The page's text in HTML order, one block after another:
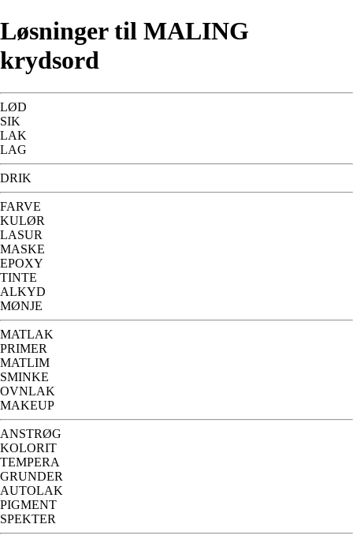
Løsninger til MALING
krydsord
LØD
SIK
LAK
LAG
DRIK
FARVE
KULØR
LASUR
MASKE
EPOXY
TINTE
ALKYD
MØNJE
MATLAK
PRIMER
MATLIM
SMINKE
OVNLAK
MAKEUP
ANSTRØG
KOLORIT
TEMPERA
GRUNDER
AUTOLAK
PIGMENT
SPEKTER